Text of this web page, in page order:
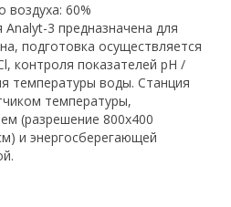
60%
3 предназначена для
подготовка осуществляется
контроля показателей pH /
температуры воды. Станция
температуры,
(разрешение 800х400
и энергосберегающей